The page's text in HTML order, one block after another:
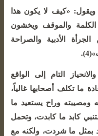
ويقول: «كيف لا يكون هذا
والموقف ويخشون
الأدبية والصراحة
التام إلى الواقع
ما تكلف أصحابها غالياً،
وراح يستعيد ما
كابد ما كابدت، وتحمل
بمثل ما شردت، ولكنه مع